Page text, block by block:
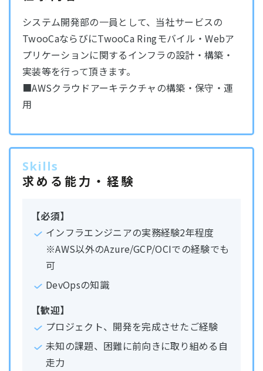
システム開発部の一員として、当社サービスの
TwooCaならびにTwooCa Ringモバイル・Webア
プリケーションに関するインフラの設計・構築・
実装等を行って頂きます。
■AWSクラウドアーキテクチャの構築・保守・運
用
Skills
求める能力・経験
【必須】
インフラエンジニアの実務経験2年程度
※AWS以外のAzure/GCP/OCIでの経験でも
可
DevOpsの知識
【歓迎】
プロジェクト、開発を完成させたご経験
未知の課題、困難に前向きに取り組める自
走力